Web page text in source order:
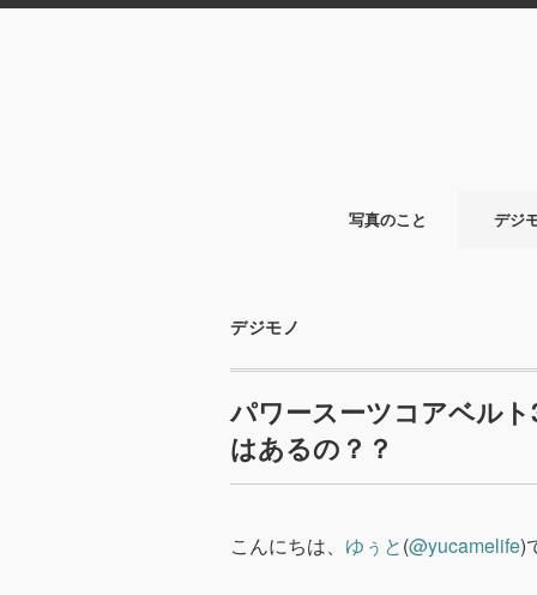
写真のこと デジ
デジモノ
パワースーツコアベル
はあるの？？
こんにちは、 ゆぅと(@yucamelife)